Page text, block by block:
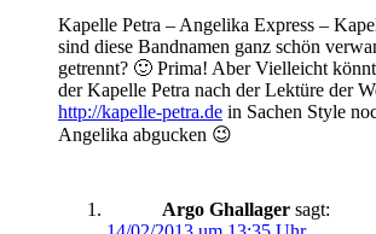
Kapelle Petra – Angelika Express –
sind diese Bandnamen ganz schön
getrennt? 🙂 Prima! Aber Vielleicht
der Kapelle Petra nach der Lektüre der
http://kapelle-petra.de in Sachen Style
Angelika abgucken 😉
Argo Ghallager sagt: